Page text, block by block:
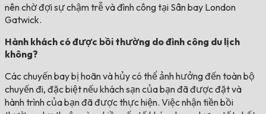
nên chờ đợi sự chậm trễ và đình công tại Sân bay London
Gatwick.
Hành khách có được bồi thường do đình công du lịch
không?
Các chuyến bay bị hoãn và hủy có thể ảnh hưởng đến toàn bộ
chuyến đi, đặc biệt nếu khách sạn của bạn đã được đặt và
hành trình của bạn đã được thực hiện. Việc nhận tiền bồi